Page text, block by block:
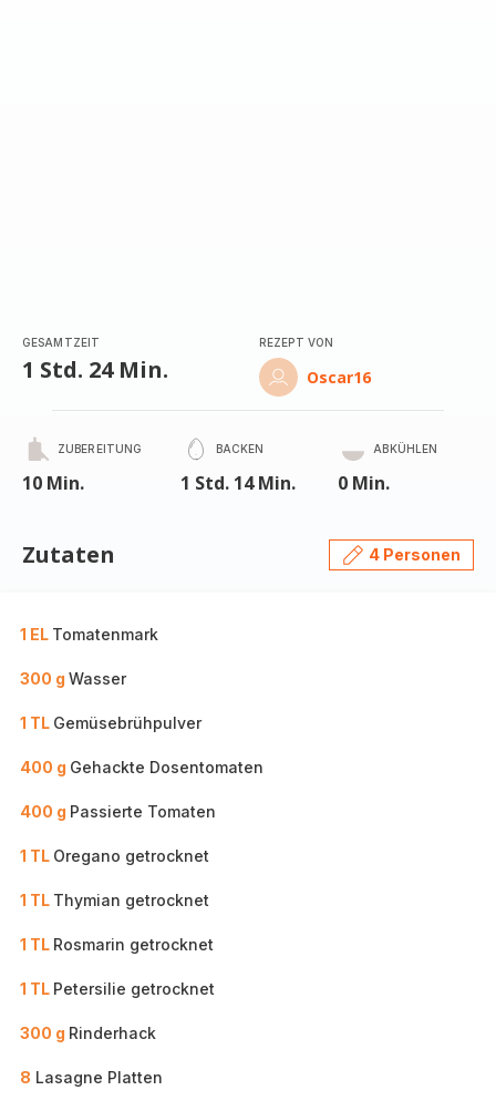
GESAMTZEIT
1 Std. 24 Min.
REZEPT VON
Oscar16
ZUBEREITUNG
10 Min.
BACKEN
1 Std. 14 Min.
ABKÜHLEN
0 Min.
Zutaten 4 Personen
1 EL Tomatenmark
300 g Wasser
1 TL Gemüsebrühpulver
400 g Gehackte Dosentomaten
400 g Passierte Tomaten
1 TL Oregano getrocknet
1 TL Thymian getrocknet
1 TL Rosmarin getrocknet
1 TL Petersilie getrocknet
300 g Rinderhack
8 Lasagne Platten